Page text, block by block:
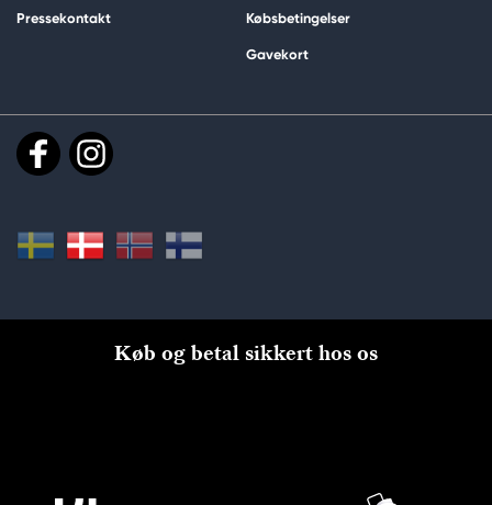
Pressekontakt Købsbetingelser
Gavekort
Køb og betal sikkert hos os